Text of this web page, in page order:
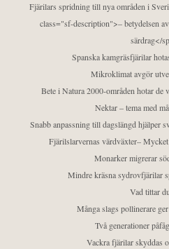
Fjärilars spridning till nya områden i
class="sf-description">– betydelsen
särdrag</
Spanska kamgräsfjärilar
Mikroklimat avgör
Bete i Natura 2000-områden hotar de
Nektar – tema med
Snabb anpassning till dagslängd hjälper
Fjärilslarvernas värdväxter–
Monarker migrerar
Mindre kräsna sydrovfjärilar
Vad tittar
Många slags pollinerare
Två generationer
Vackra fjärilar skyddas